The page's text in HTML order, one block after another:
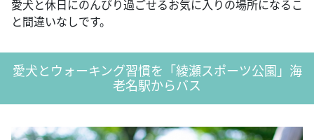
愛犬と休日にのんびり過ごせるお気に入りの場所になるこ
と間違いなしです。
愛犬とウォーキング習慣を「綾瀬スポーツ公園」海
老名駅からバス